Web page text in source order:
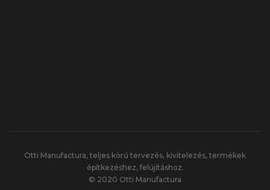
Otti Manufactura, teljes körű tervezés, kivitelezés, termékek
építkezéshez, felújításhoz.
© 2020 Otti Manufactura